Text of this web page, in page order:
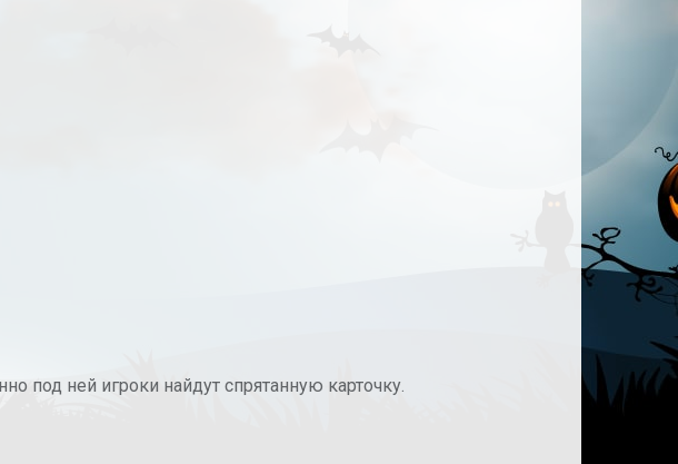
под ней игроки найдут спрятанную карточку.